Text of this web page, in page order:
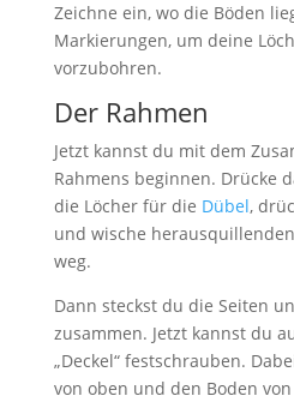
Zeichne ein, wo die Böden
Markierungen, um deine
vorzubohren.
Der Rahmen
Jetzt kannst du mit dem
Rahmens beginnen. Drücke
die Löcher für die Dübel,
und wische
weg.
Dann steckst du die Seiten
zusammen. Jetzt kannst du
„Deckel“ festschrauben.
von oben und den Boden